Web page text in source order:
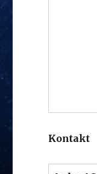
Kontakt